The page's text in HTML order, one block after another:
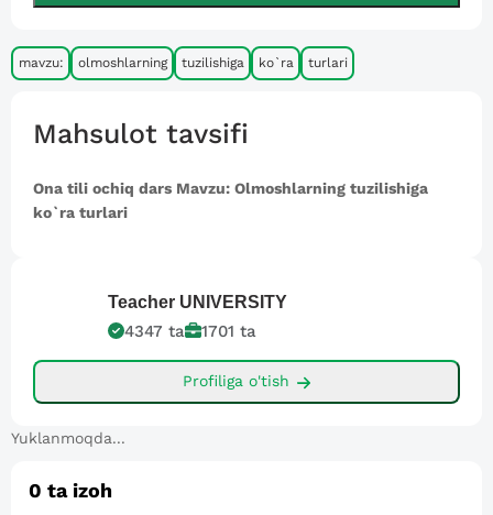
mavzu: olmoshlarning tuzilishiga ko`ra turlari
Mahsulot tavsifi
Ona tili ochiq dars Mavzu: Olmoshlarning tuzilishiga
ko`ra turlari
Teacher UNIVERSITY
4347 ta 1701 ta
Profiliga o'tish
Yuklanmoqda...
0 ta izoh